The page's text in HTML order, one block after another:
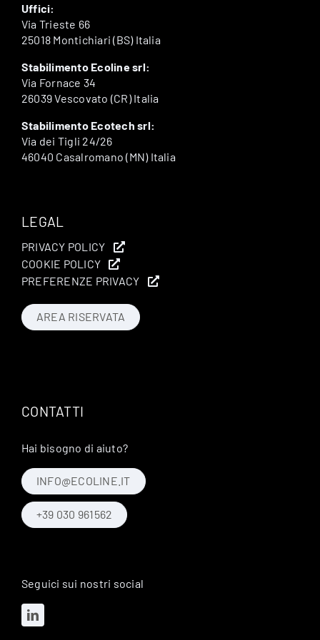
Uffici:
Via Trieste 66
25018 Montichiari (BS) Italia
Stabilimento Ecoline srl:
Via Fornace 34
26039 Vescovato (CR) Italia
Stabilimento Ecotech srl:
Via dei Tigli 24/26
46040 Casalromano (MN) Italia
LEGAL
PRIVACY POLICY
COOKIE POLICY
PREFERENZE PRIVACY
AREA RISERVATA
CONTATTI
Hai bisogno di aiuto?
INFO@ECOLINE.IT
+39 030 961562
Seguici sui nostri social